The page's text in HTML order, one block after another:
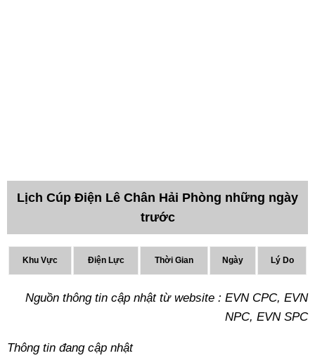
Lịch Cúp Điện Lê Chân Hải Phòng những ngày
trước
Khu Vực Điện Lực Thời Gian Ngày Lý Do
Nguồn thông tin cập nhật từ website : EVN CPC, EVN
NPC, EVN SPC
Thông tin đang cập nhật